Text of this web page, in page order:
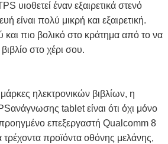
υιοθετεί έναν εξαιρετικά στενό
είναι πολύ μικρή και εξαιρετική.
και πιο βολικό στο κράτημα από το να
στο χέρι σου.
ηλεκτρονικών βιβλίων, η
ανάγνωσης tablet είναι ότι όχι μόνο
επεξεργαστή Qualcomm 8
προϊόντα οθόνης μελάνης,